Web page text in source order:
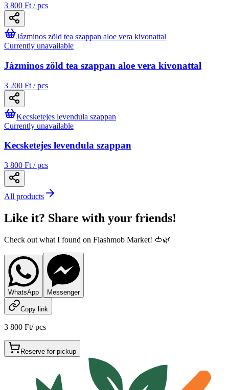
3 800 Ft / pcs
Jázminos zöld tea szappan aloe vera kivonattal
Currently unavailable
Jázminos zöld tea szappan aloe vera kivonattal
3 200 Ft / pcs
Kecsketejes levendula szappan
Currently unavailable
Kecsketejes levendula szappan
3 800 Ft / pcs
All products
Like it? Share with your friends!
Check out what I found on Flashmob Market! 🍅🌿
WhatsApp Messenger
Copy link
3 800 Ft/pcs
Reserve for pickup